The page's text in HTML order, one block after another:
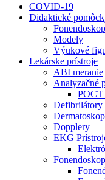
COVID-19
Didaktické
Modely
Výukové
Lekárske prístroje
ABI meranie
Analyzačné
POCT
Defibrilátory
Dermatoskop
Dopplery
EKG